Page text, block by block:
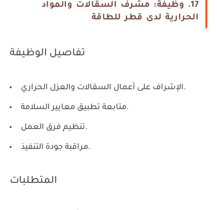
17. وظيفة: مشرف السقالات والمواد
الحرارية لدى قطر للطاقة
تفاصيل الوظيفة
الإشراف على أعمال السقالات والعزل الحراري.
متابعة تطبيق معايير السلامة.
تنظيم فرق العمل.
مراقبة جودة التنفيذ.
المتطلبات